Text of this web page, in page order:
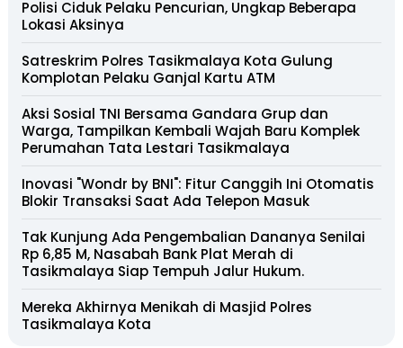
Polisi Ciduk Pelaku Pencurian, Ungkap Beberapa
Lokasi Aksinya
Satreskrim Polres Tasikmalaya Kota Gulung
Komplotan Pelaku Ganjal Kartu ATM
Aksi Sosial TNI Bersama Gandara Grup dan
Warga, Tampilkan Kembali Wajah Baru Komplek
Perumahan Tata Lestari Tasikmalaya
Inovasi "Wondr by BNI": Fitur Canggih Ini Otomatis
Blokir Transaksi Saat Ada Telepon Masuk
Tak Kunjung Ada Pengembalian Dananya Senilai
Rp 6,85 M, Nasabah Bank Plat Merah di
Tasikmalaya Siap Tempuh Jalur Hukum.
Mereka Akhirnya Menikah di Masjid Polres
Tasikmalaya Kota